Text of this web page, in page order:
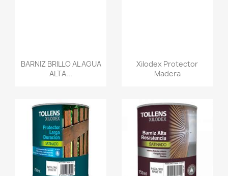
BARNIZ BRILLO AL AGUA
ALTA...
Xilodex Protector
Madera